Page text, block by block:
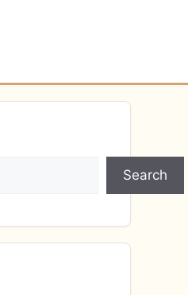
Search